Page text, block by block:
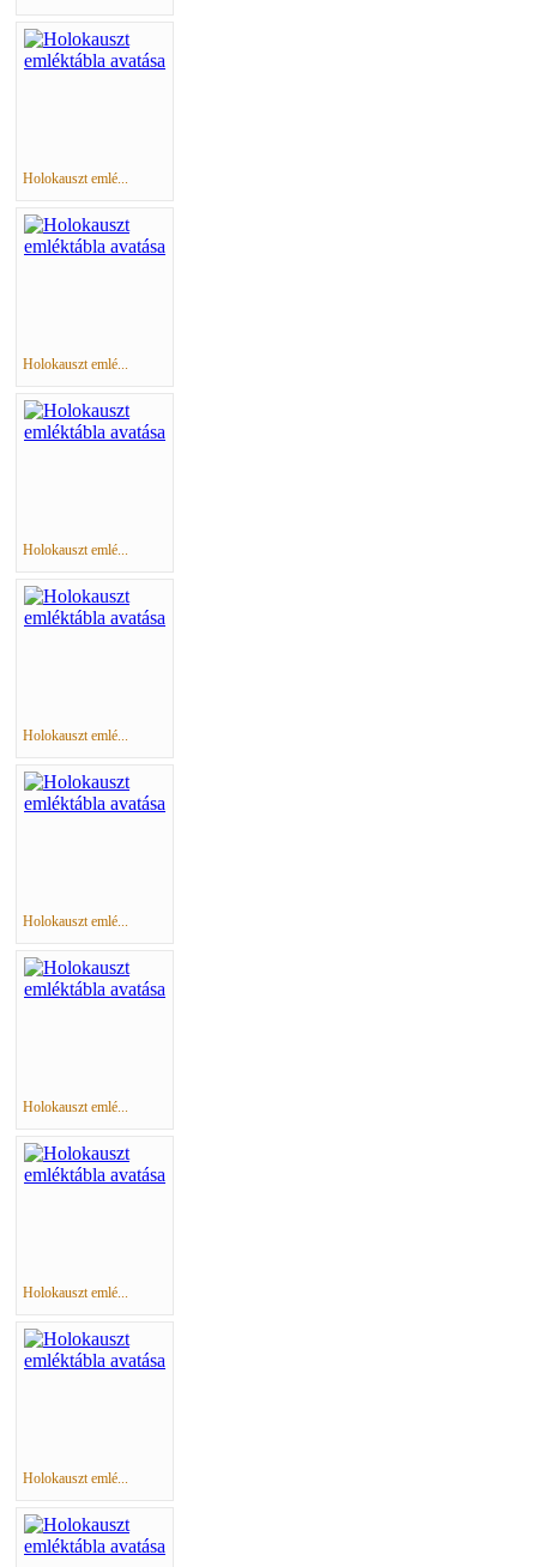
Holokauszt emlé...
Holokauszt emlé...
Holokauszt emlé...
Holokauszt emlé...
Holokauszt emlé...
Holokauszt emlé...
Holokauszt emlé...
Holokauszt emlé...